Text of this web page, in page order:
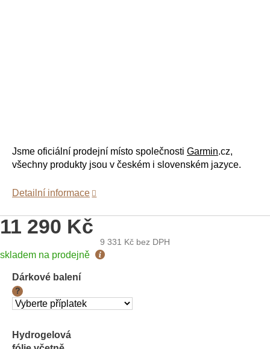
11 290 Kč
9 331 Kč bez DPH
Měrná
skladem na prodejně
Dárkové balení
?
Hydrogelová
Jsme oficiální prodejní místo společnosti Garmin.cz,
všechny produkty jsou v českém i slovenském jazyce.
Detailní informace